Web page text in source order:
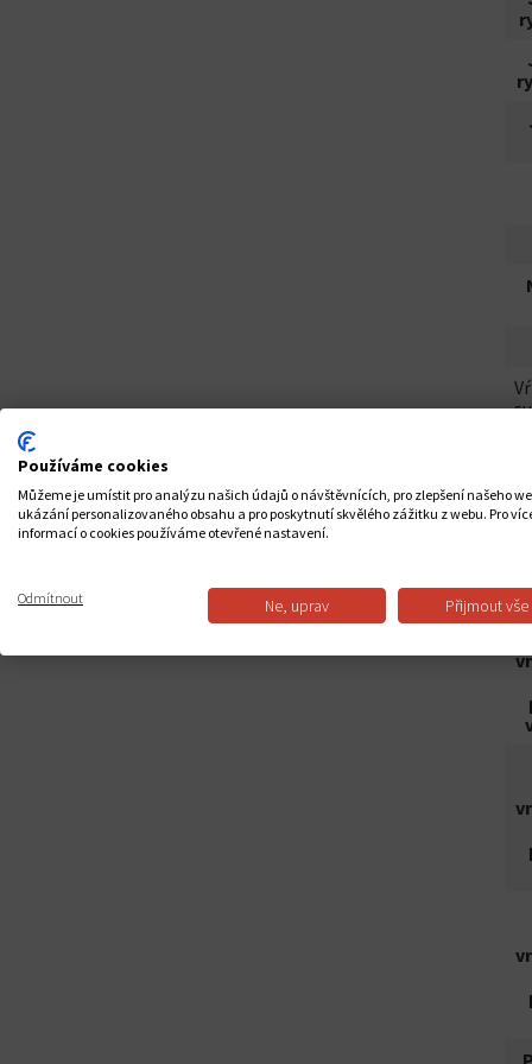
Používáme cookies
Můžeme je umístit pro analýzu našich údajů o návštěvnících, pro zlepšení našeho
ukázání personalizovaného obsahu a pro poskytnutí skvělého zážitku z webu. Pro
informací o cookies používáme otevřené nastavení.
Odmítnout Ne, uprav Přijmout vše